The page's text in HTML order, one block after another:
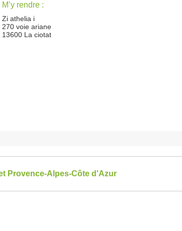
M’y rendre :
Zi athelia i
270 voie ariane
13600 La ciotat
Provence-Alpes-Côte d'Azur